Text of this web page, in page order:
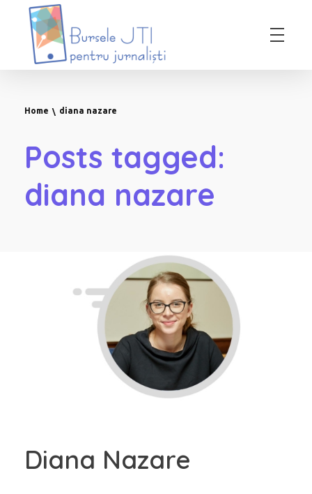
Bursele JTI pentru Jurnalisti
Home diana nazare
Posts tagged:
diana nazare
Diana Nazare